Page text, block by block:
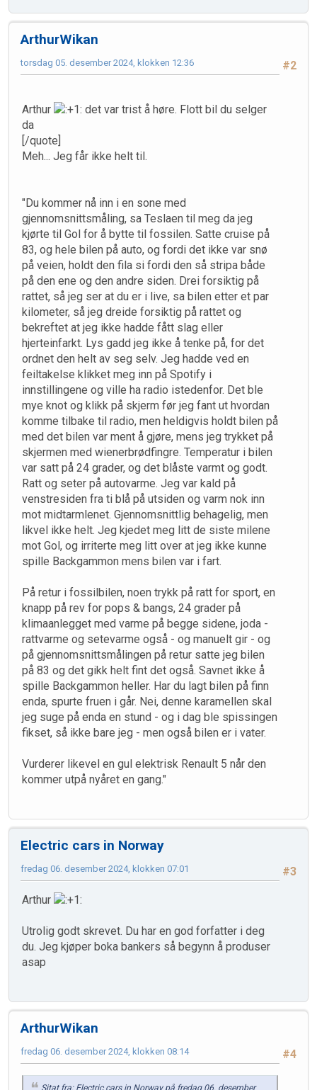
ArthurWikan
#2
torsdag 05. desember 2024, klokken 12:36
Arthur
det var trist å høre. Flott bil du selger
da
[/quote]
Meh... Jeg får ikke helt til.
"Du kommer nå inn i en sone med
gjennomsnittsmåling, sa Teslaen til meg da jeg
kjørte til Gol for å bytte til fossilen. Satte cruise på
83, og hele bilen på auto, og fordi det ikke var snø
på veien, holdt den fila si fordi den så stripa både
på den ene og den andre siden. Drei forsiktig på
rattet, så jeg ser at du er i live, sa bilen etter et par
kilometer, så jeg dreide forsiktig på rattet og
bekreftet at jeg ikke hadde fått slag eller
hjerteinfarkt. Lys gadd jeg ikke å tenke på, for det
ordnet den helt av seg selv. Jeg hadde ved en
feiltakelse klikket meg inn på Spotify i
innstillingene og ville ha radio istedenfor. Det ble
mye knot og klikk på skjerm før jeg fant ut hvordan
komme tilbake til radio, men heldigvis holdt bilen på
med det bilen var ment å gjøre, mens jeg trykket på
skjermen med wienerbrødfingre. Temperatur i bilen
var satt på 24 grader, og det blåste varmt og godt.
Ratt og seter på autovarme. Jeg var kald på
venstresiden fra ti blå på utsiden og varm nok inn
mot midtarmlenet. Gjennomsnittlig behagelig, men
likvel ikke helt. Jeg kjedet meg litt de siste milene
mot Gol, og irriterte meg litt over at jeg ikke kunne
spille Backgammon mens bilen var i fart.
På retur i fossilbilen, noen trykk på ratt for sport, en
knapp på rev for pops & bangs, 24 grader på
klimaanlegget med varme på begge sidene, joda -
rattvarme og setevarme også - og manuelt gir - og
på gjennomsnittsmålingen på retur satte jeg bilen
på 83 og det gikk helt fint det også. Savnet ikke å
spille Backgammon heller. Har du lagt bilen på finn
enda, spurte fruen i går. Nei, denne karamellen skal
jeg suge på enda en stund - og i dag ble spissingen
fikset, så ikke bare jeg - men også bilen er i vater.
Vurderer likevel en gul elektrisk Renault 5 når den
kommer utpå nyåret en gang."
Electric cars in Norway
#3
fredag 06. desember 2024, klokken 07:01
Arthur
Utrolig godt skrevet. Du har en god forfatter i deg
du. Jeg kjøper boka bankers så begynn å produser
asap
ArthurWikan
#4
fredag 06. desember 2024, klokken 08:14